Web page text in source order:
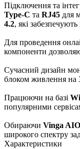
Підключення та
Type-C та RJ45 для
4.2, які
Для проведення
компоненти
Сучасний дизайн
блоком живлення на
Працюючи на базі
популярними
Обираючи Vinga
широкого спектру
Характеристики